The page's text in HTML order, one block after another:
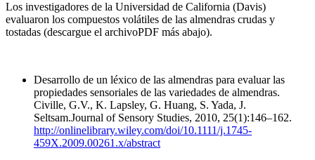
Los investigadores de la Universidad de California (Davis)
evaluaron los compuestos volátiles de las almendras crudas y
tostadas (descargue el archivoPDF más abajo).
Desarrollo de un léxico de las almendras para evaluar las
propiedades sensoriales de las variedades de almendras.
Civille, G.V., K. Lapsley, G. Huang, S. Yada, J.
Seltsam.Journal of Sensory Studies, 2010, 25(1):146–162.
http://onlinelibrary.wiley.com/doi/10.1111/j.1745-
459X.2009.00261.x/abstract